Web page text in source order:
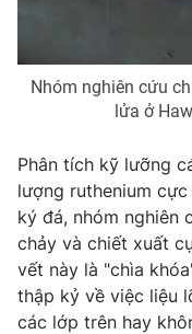
Đài
Cơ quan báo chí:Thời
Giấy phép hoạt động
Tổng Biên tập: Vũ
Phó Tổng Biên tập:
Nguyễn Trọng Ninh
Tổng đài VTV:024.38
Ðiện thoại Thời báo VTV:
Email:toasoan@vtv.vn
Nhóm nghiên cứu
lửa ở
Phân tích kỹ lưỡng
lượng ruthenium
ký đá, nhóm nghiên
chảy và chiết xuất
vết này là "chìa
thập kỷ về việc liệu
các lớp trên hay